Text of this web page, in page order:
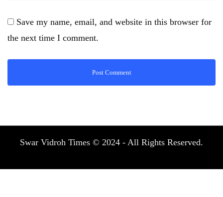
Save my name, email, and website in this browser for
the next time I comment.
Swar Vidroh Times © 2024 - All Rights Reserved.